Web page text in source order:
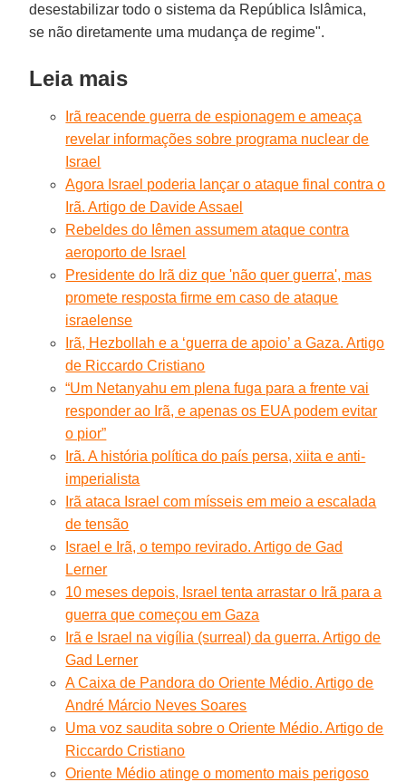
desestabilizar todo o sistema da República Islâmica,
se não diretamente uma mudança de regime".
Leia mais
Irã reacende guerra de espionagem e ameaça
revelar informações sobre programa nuclear de
Israel
Agora Israel poderia lançar o ataque final contra o
Irã. Artigo de Davide Assael
Rebeldes do Iêmen assumem ataque contra
aeroporto de Israel
Presidente do Irã diz que 'não quer guerra', mas
promete resposta firme em caso de ataque
israelense
Irã, Hezbollah e a ‘guerra de apoio’ a Gaza. Artigo
de Riccardo Cristiano
“Um Netanyahu em plena fuga para a frente vai
responder ao Irã, e apenas os EUA podem evitar
o pior”
Irã. A história política do país persa, xiita e anti-
imperialista
Irã ataca Israel com mísseis em meio a escalada
de tensão
Israel e Irã, o tempo revirado. Artigo de Gad
Lerner
10 meses depois, Israel tenta arrastar o Irã para a
guerra que começou em Gaza
Irã e Israel na vigília (surreal) da guerra. Artigo de
Gad Lerner
A Caixa de Pandora do Oriente Médio. Artigo de
André Márcio Neves Soares
Uma voz saudita sobre o Oriente Médio. Artigo de
Riccardo Cristiano
Oriente Médio atinge o momento mais perigoso